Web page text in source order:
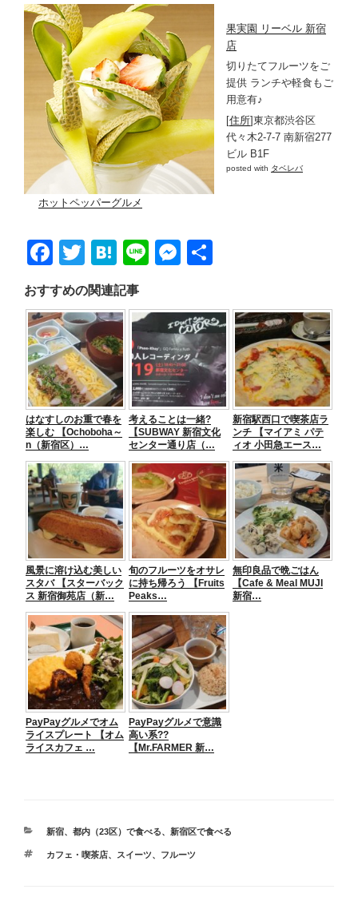
果実園 リーベル 新宿
店
切りたてフルーツをご
提供 ランチや軽食もご
用意有♪
[住所]東京都渋谷区
代々木2-7-7 南新宿277
ビル B1F
posted with タベレバ
ホットペッパーグルメ
F
a
c
e
b
o
o
k
T
wi
tt
er
H
at
e
n
a
Li
e
M
ss
e
n
g
er
おすすめの関連記事
はなすしのお重で春を
楽しむ 【Ochoboha～
n（新宿区）…
考えることは一緒?
【SUBWAY 新宿文化
センター通り店（…
新宿駅西口で喫茶店ラ
ンチ 【マイアミ パテ
ィオ 小田急エース…
風景に溶け込む美しい
スタバ 【スターバック
ス 新宿御苑店（新…
旬のフルーツをオサレ
に持ち帰ろう 【Fruits
Peaks…
無印良品で晩ごはん
【Cafe & Meal MUJI
新宿…
PayPayグルメでオム
ライスプレート 【オム
ライスカフェ …
PayPayグルメで意識
高い系??
【Mr.FARMER 新…
カ
ゴ
新宿、 都内（23区）で食べる、 新宿区で食べる
タ
カフェ・喫茶店、 スイーツ、 フルーツ